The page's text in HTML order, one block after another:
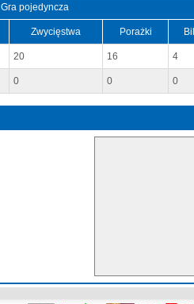
Gra pojedyncza
Zwycięstwa Porażki
20 16 4
0 0 0